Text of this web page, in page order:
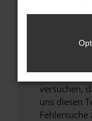
führen,
Wende
Wenn du
hast,
versuchen,
uns diesen
Fehlersuche